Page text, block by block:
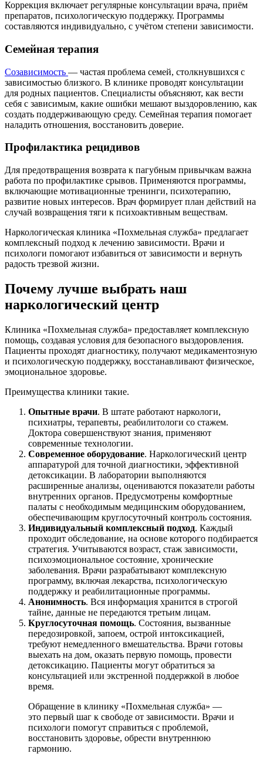
Коррекция включает регулярные консультации врача, приём
препаратов, психологическую поддержку. Программы
составляются индивидуально, с учётом степени зависимости.
Семейная терапия
Созависимость — частая проблема семей, столкнувшихся с
зависимостью близкого. В клинике проводят консультации
для родных пациентов. Специалисты объясняют, как вести
себя с зависимым, какие ошибки мешают выздоровлению, как
создать поддерживающую среду. Семейная терапия помогает
наладить отношения, восстановить доверие.
Профилактика рецидивов
Для предотвращения возврата к пагубным привычкам важна
работа по профилактике срывов. Применяются программы,
включающие мотивационные тренинги, психотерапию,
развитие новых интересов. Врач формирует план действий на
случай возвращения тяги к психоактивным веществам.
Наркологическая клиника «Похмельная служба» предлагает
комплексный подход к лечению зависимости. Врачи и
психологи помогают избавиться от зависимости и вернуть
радость трезвой жизни.
Почему лучше выбрать наш
наркологический центр
Клиника «Похмельная служба» предоставляет комплексную
помощь, создавая условия для безопасного выздоровления.
Пациенты проходят диагностику, получают медикаментозную
и психологическую поддержку, восстанавливают физическое,
эмоциональное здоровье.
Преимущества клиники такие.
Опытные врачи. В штате работают наркологи,
психиатры, терапевты, реабилитологи со стажем.
Доктора совершенствуют знания, применяют
современные технологии.
Современное оборудование. Наркологический центр
аппаратурой для точной диагностики, эффективной
детоксикации. В лаборатории выполняются
расширенные анализы, оцениваются показатели работы
внутренних органов. Предусмотрены комфортные
палаты с необходимым медицинским оборудованием,
обеспечивающим круглосуточный контроль состояния.
Индивидуальный комплексный подход. Каждый
проходит обследование, на основе которого подбирается
стратегия. Учитываются возраст, стаж зависимости,
психоэмоциональное состояние, хронические
заболевания. Врачи разрабатывают комплексную
программу, включая лекарства, психологическую
поддержку и реабилитационные программы.
Анонимность. Вся информация хранится в строгой
тайне, данные не передаются третьим лицам.
Круглосуточная помощь. Состояния, вызванные
передозировкой, запоем, острой интоксикацией,
требуют немедленного вмешательства. Врачи готовы
выехать на дом, оказать первую помощь, провести
детоксикацию. Пациенты могут обратиться за
консультацией или экстренной поддержкой в любое
время.
Обращение в клинику «Похмельная служба» —
это первый шаг к свободе от зависимости. Врачи и
психологи помогут справиться с проблемой,
восстановить здоровье, обрести внутреннюю
гармонию.